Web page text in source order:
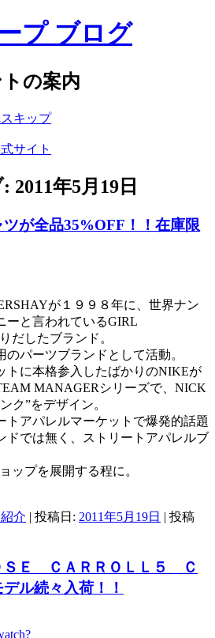
プ ブログ
の案内
キップ
サイト
: 2011年5月19日
が全品35%OFF！！在庫限
が１９９８年に、世界ナン
ーと言われているGIRL
だしたブランド。
パーツブランドとして活動。
トに本格参入したばかりのNIKEが
MANAGERシリーズで、NICK
ク”をデザイン。
トアパレルマーケットで爆発的話題
ドでは無く、ストリートアパレルブ
ップを展開する程に。
介 | 投稿日: 2011年5月19日 | 投稿
ＳＥ ＣＡＲＲＯＬＬ５ Ｃ
ル続々入荷！！